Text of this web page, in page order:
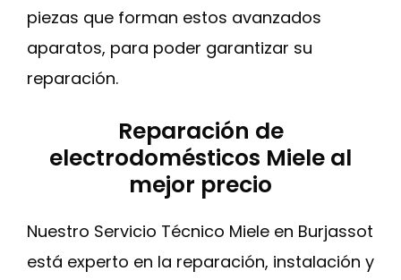
piezas que forman estos avanzados
aparatos, para poder garantizar su
reparación.
Reparación de
electrodomésticos Miele al
mejor precio
Nuestro Servicio Técnico Miele en Burjassot
está experto en la reparación, instalación y